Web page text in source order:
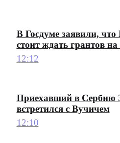
В Госдуме заявили,
стоит ждать грантов
12:12
Приехавший в Сербию
встретился с Вучичем
12:10